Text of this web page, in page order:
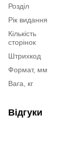
Розділ
Рік видання
Кількість
сторінок
Штрихкод
Формат, мм
Вага, кг
Відгуки